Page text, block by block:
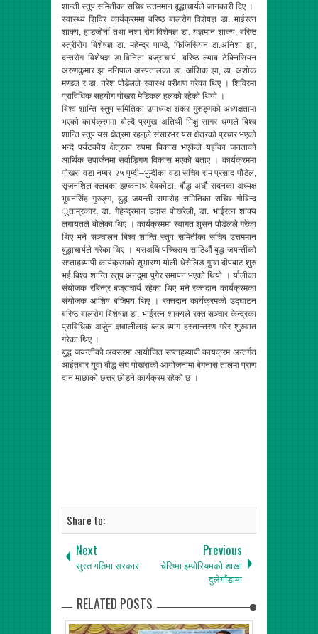
शान्ती स्तुप समितीका सचिब उत्तममान बुद्धाचार्यले जानकारी दिए ।
स्वास्थ्य शिविर कार्यक्रममा बरिष्ठ बालरोग विशेषज्ञ डा. भाईरत्न
शाक्य, हाडजोर्नी तथा नशा रोग विशेषज्ञ डा. यज्ञमान शाक्य, बरिष्ठ
स्त्रीरोग बिशेषज्ञ डा. महेन्द्र पाण्डे, फिजिसियन डा.अनिशा झा,
दन्तरोग विशेषज्ञ डा.विनिता बज्राचार्य, बरिष्ठ ल्याब टेक्निसियन
अरुणकुमार झा मनिपाल अस्पतालका डा. आंशिक झा, डा. अशोक
मण्डल र डा. नरेश पौडेलले स्वास्थ परीक्षण गरेका थिए । शिविरमा
प्राविधिक सहयोग पोखरा मेडिकल हलको रहेको थियो ।
बिश्व शान्ति स्तुप समितिका उपाध्यक्ष शंकर गुरुङ्गको अध्यक्षतामा
भएको कार्यक्रममा बोल्दै प्रमुख अतिथी भिक्षु सागर धम्मले बिश्व
शान्ति स्तुप यस क्षेत्रमा रहनुले संसारभर यस क्षेत्रको प्रचार भएको
भन्दै पर्यटकीय क्षेत्रका रुपमा बिकास भएकैले यहाँका जनताको
आर्थिक उपार्जनमा सर्वाङ्गिण विकास भएको बताए । कार्यक्रममा
पोखरा वडा नम्बर २५ पुम्दी–भुम्दीका वडा सचिब राम प्रसाद पौडेल,
सृजनशिल क्लबका झम्कनाथ देवकोटा, बौद्ध अर्घौ सदनका अध्यक्ष
भुवनसिंह गुरुङ्ग, बुद्ध जयन्ती समारोह समितिका सचिब गोबिन्द
ुताम्रकार, डा. गेहेन्द्रमान उदास पोखरेली, डा. भाईरत्न शाक्य
लगायतले बोलेका थिए । कार्यक्रममा स्वागत शुसन पौडेलले गरेका
थिए भने सञ्चालन बिश्व शान्ति स्तुप समितीका सचिब उत्तममान
बुद्धाचार्यले गरेका थिए । यसअघि पच्चिसय साठिऔं बुद्ध जयन्तीको
सप्ताहब्यापी कार्यक्रमको शुभारम्भ र्याली धेसेलिङ गुम्बा दीपबाट शुरु
भई बिश्व शान्ति स्तुप अनदुमा पुगेर समापन भएको थियो । र्यालीका
संयोजक रबिन्द्र बज्राचार्य रहेका थिए भने रक्तदान कार्यक्रमका
संयोजक आशिष बजिमय थिए । रक्तदान कार्यक्रमको उद्घाटन
बरिष्ठ बालरोग बिशेषज्ञ डा. भाईरत्न शाक्यले रक्त सञ्चार केन्द्रका
प्राविधिक अर्जुन ज्ञवालीलाई ब्लड ब्याग हस्तान्तरण गरेर शुरुवात
गरेका थिए ।
बुद्ध जयन्तीको अवसरमा आयोजित सप्ताहब्यापी कायक्रम अन्तर्गत
आईतबार युवा बौद्ध संघ पोखराको आयोजनामा बेगनास तालमा प्राण
दान माछाको छत्तर छोड्ने कार्यक्रम रहेको छ ।
Share to:
Next
सुस्त गतिमा सरकार
Previous
चेरिष्मा इम्पोरियमको शाखा
दुलेगौंडामा
RELATED POSTS